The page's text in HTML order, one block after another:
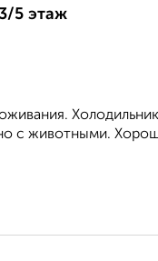
5 этаж
с животными.